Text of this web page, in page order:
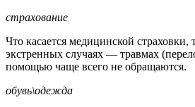
страхование
Что касается медицинской
экстренных случаях — травмах
помощью чаще всего не обращаются.
обувь\одежда